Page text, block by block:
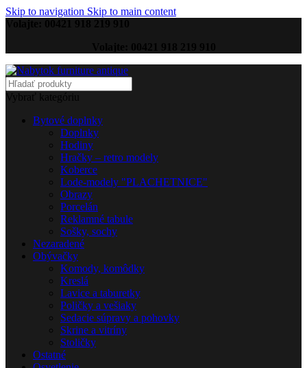
Skip to navigation Skip to main content
Vybrať kategóriu
Bytové doplnky
Doplnky
Hodiny
Hračky – retro modely
Koberce
Lode-modely "PLACHETNICE"
Obrazy
Porcelán
Reklamné tabule
Sošky, sochy
Nezaradené
Obývačky
Komody, komôdky
Kreslá
Lavice a taburetky
Poličky a vešiaky
Sedacie súpravy a pohovky
Skrine a vitríny
Stoličky
Ostatné